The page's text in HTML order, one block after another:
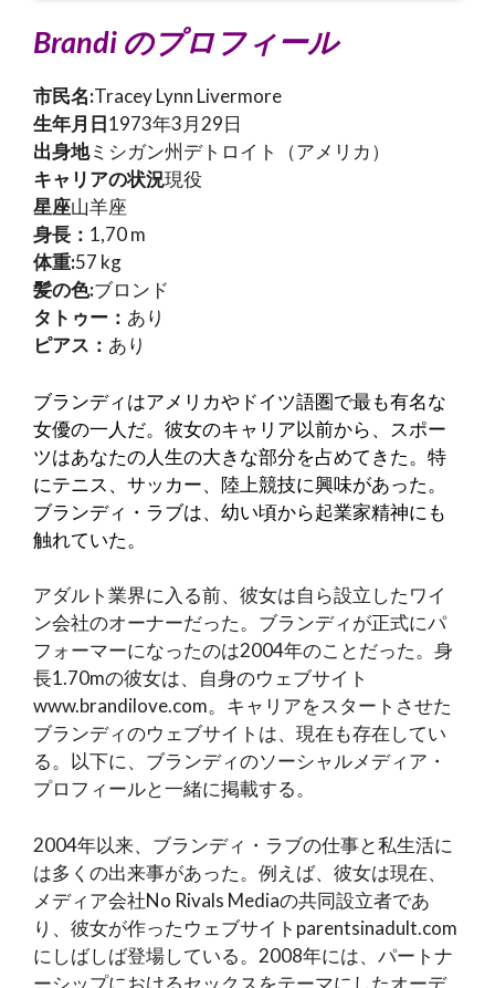
Brandi のプロフィール
市民名:Tracey Lynn Livermore
生年月日1973年3月29日
出身地ミシガン州デトロイト（アメリカ）
キャリアの状況現役
星座山羊座
身長： 1,70 m
体重:57 kg
髪の色:ブロンド
タトゥー： あり
ピアス： あり
ブランディはアメリカやドイツ語圏で最も有名な
女優の一人だ。彼女のキャリア以前から、スポー
ツはあなたの人生の大きな部分を占めてきた。特
にテニス、サッカー、陸上競技に興味があった。
ブランディ・ラブは、幼い頃から起業家精神にも
触れていた。
アダルト業界に入る前、彼女は自ら設立したワイ
ン会社のオーナーだった。ブランディが正式にパ
フォーマーになったのは2004年のことだった。身
長1.70mの彼女は、自身のウェブサイト
www.brandilove.com。キャリアをスタートさせた
ブランディのウェブサイトは、現在も存在してい
る。以下に、ブランディのソーシャルメディア・
プロフィールと一緒に掲載する。
2004年以来、ブランディ・ラブの仕事と私生活に
は多くの出来事があった。例えば、彼女は現在、
メディア会社No Rivals Mediaの共同設立者であ
り、彼女が作ったウェブサイトparentsinadult.com
にしばしば登場している。2008年には、パートナ
ーシップにおけるセックスをテーマにしたオーデ